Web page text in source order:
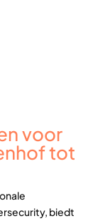
voor
tot
biedt